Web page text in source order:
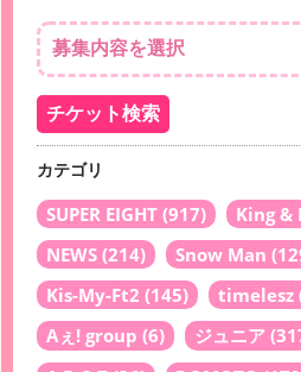
カテゴリ
SUPER EIGHT (917) King &
NEWS (214) Snow Man
Kis-My-Ft2 (145) timelesz
Aぇ! group (6) ジュニア